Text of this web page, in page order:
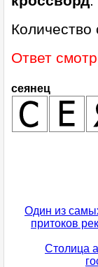
Количество
Ответ
сеянец
Один из
притоков
Столица